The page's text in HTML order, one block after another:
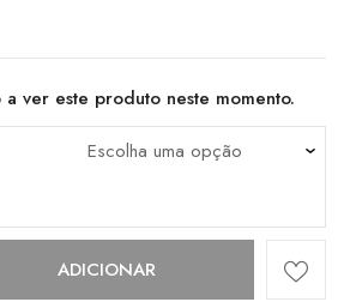
a ver este produto neste momento.
ADICIONAR